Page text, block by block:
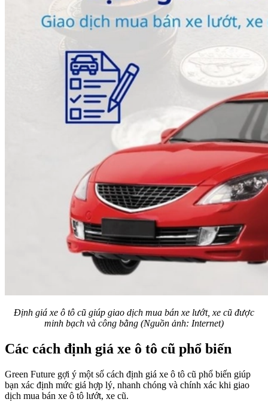
Định giá xe ô tô cũ giúp giao dịch mua bán xe lướt, xe cũ được
minh bạch và công bằng (Nguồn ảnh: Internet)
Các cách định giá xe ô tô cũ phổ biến
Green Future gợi ý một số cách định giá xe ô tô cũ phổ biến giúp
bạn xác định mức giá hợp lý, nhanh chóng và chính xác khi giao
dịch mua bán xe ô tô lướt, xe cũ.